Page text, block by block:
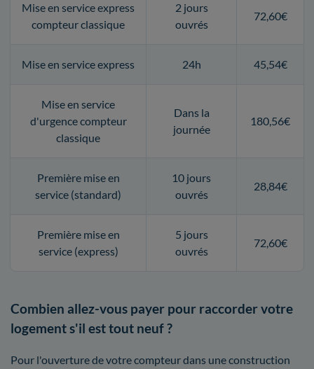
Mise en service express
compteur classique
2 jours
ouvrés
72,60€
Mise en service express 24h 45,54€
Mise en service
d'urgence compteur
classique
Dans la
journée
180,56€
Première mise en
service (standard)
10 jours
ouvrés
28,84€
Première mise en
service (express)
5 jours
ouvrés
72,60€
Combien allez-vous payer pour raccorder votre
logement s'il est tout neuf ?
Pour l'ouverture de votre compteur dans une construction